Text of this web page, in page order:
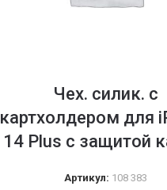
Чех. силик. с
картхолдером для
14 Plus с защитой
Артикул: 108 383